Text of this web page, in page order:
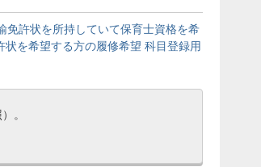
免許状を所持していて保育士資格を希
状を希望する方の履修希望 科目登録用
。